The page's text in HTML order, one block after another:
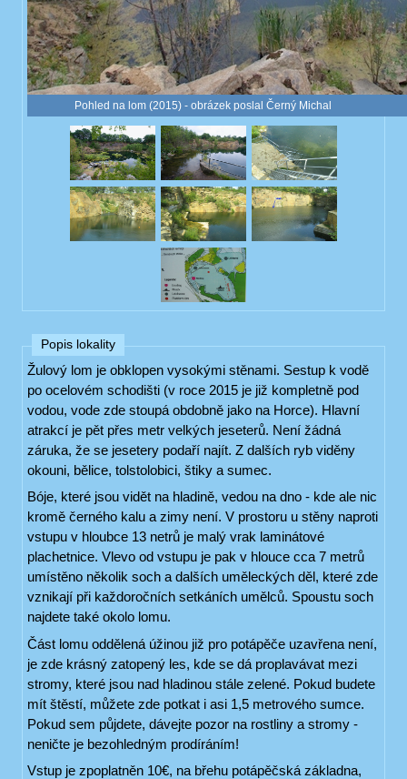
Pohled na lom (2015) - obrázek poslal Černý Michal
Popis lokality
Žulový lom je obklopen vysokými stěnami. Sestup k vodě
po ocelovém schodišti (v roce 2015 je již kompletně pod
vodou, vode zde stoupá obdobně jako na Horce). Hlavní
atrakcí je pět přes metr velkých jeseterů. Není žádná
záruka, že se jesetery podaří najít. Z dalších ryb viděny
okouni, bělice, tolstolobici, štiky a sumec.
Bóje, které jsou vidět na hladině, vedou na dno - kde ale nic
kromě černého kalu a zimy není. V prostoru u stěny naproti
vstupu v hloubce 13 netrů je malý vrak laminátové
plachetnice. Vlevo od vstupu je pak v hlouce cca 7 metrů
umístěno několik soch a dalších uměleckých děl, které zde
vznikají při každoročních setkáních umělců. Spoustu soch
najdete také okolo lomu.
Část lomu oddělená úžinou již pro potápěče uzavřena není,
je zde krásný zatopený les, kde se dá proplavávat mezi
stromy, které jsou nad hladinou stále zelené. Pokud budete
mít štěstí, můžete zde potkat i asi 1,5 metrového sumce.
Pokud sem půjdete, dávejte pozor na rostliny a stromy -
neničte je bezohledným prodíráním!
Vstup je zpoplatněn 10€, na břehu potápěčská základna,